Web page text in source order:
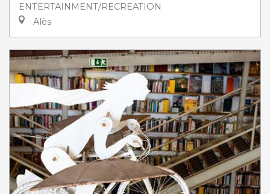
ENTERTAINMENT/RECREATION
Alès